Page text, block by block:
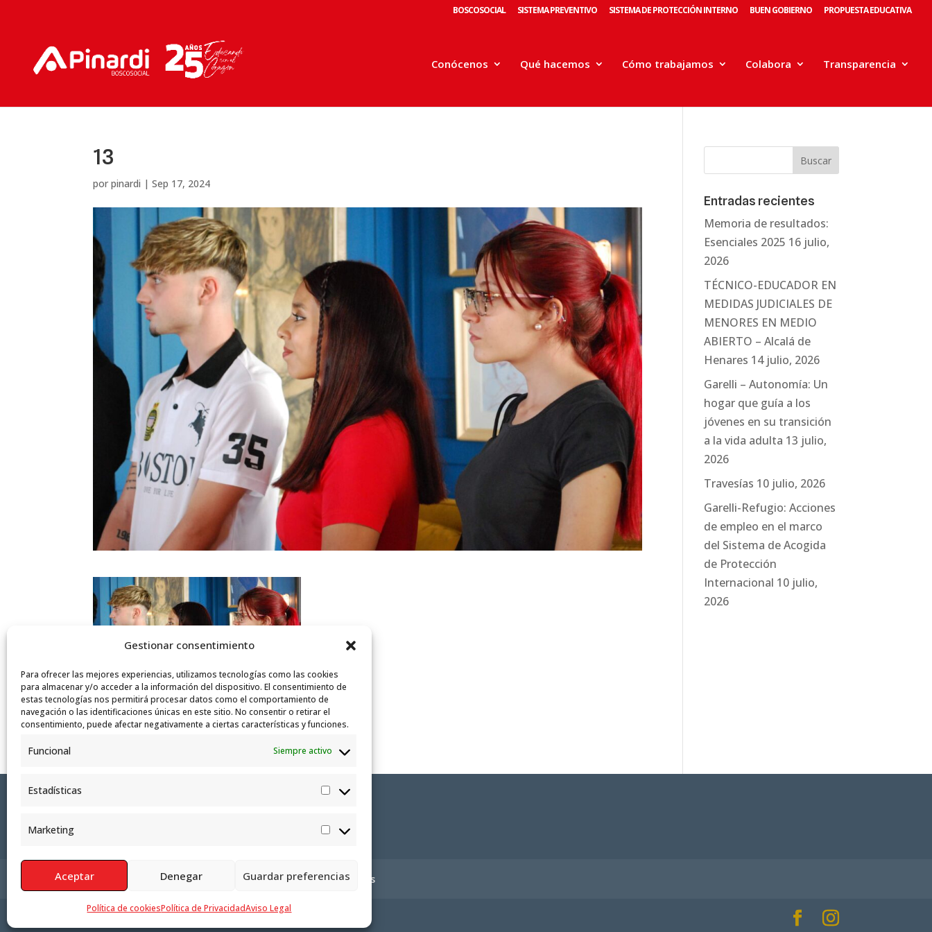
Gestionar consentimiento
Para ofrecer las mejores experiencias, utilizamos tecnologías como las cookies
para almacenar y/o acceder a la información del dispositivo. El consentimiento de
estas tecnologías nos permitirá procesar datos como el comportamiento de
navegación o las identificaciones únicas en este sitio. No consentir o retirar el
consentimiento, puede afectar negativamente a ciertas características y funciones.
Funcional Siempre activo
Estadísticas
Estadísticas
Marketing
Marketing
Aceptar Denegar Guardar preferencias
Política de cookiesPolítica de PrivacidadAviso Legal
BOSCOSOCIAL SISTEMA PREVENTIVO SISTEMA DE PROTECCIÓN INTERNO BUEN GOBIERNO PROPUESTA EDUCATIVA
Conócenos Qué hacemos Cómo trabajamos Colabora Transparencia
13
porpinardi |Sep 17, 2024
Entradas recientes
Memoria de resultados:
Esenciales 2025 16 julio,
2026
TÉCNICO-EDUCADOR EN
MEDIDAS JUDICIALES DE
MENORES EN MEDIO
ABIERTO – Alcalá de
Henares 14 julio, 2026
Garelli – Autonomía: Un
hogar que guía a los
jóvenes en su transición
a la vida adulta 13 julio,
2026
Travesías 10 julio, 2026
Garelli-Refugio: Acciones
de empleo en el marco
del Sistema de Acogida
de Protección
Internacional 10 julio,
2026
Política de Privacidad Aviso Legal Política de cookies